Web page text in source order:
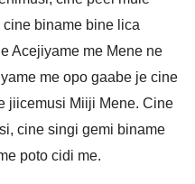
biname bine lica
Acejiyame me Mene ne
me opo gaabe je cine
jiicemusi Miiji Mene. Cine
cine singi gemi biname
poto cidi me.